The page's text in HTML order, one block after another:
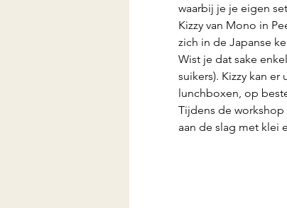
waarbij je je eigen
Kizzy van Mono in
zich in de Japanse
Wist je dat sake
suikers). Kizzy kan
lunchboxen, op
Tijdens de
aan de slag met klei